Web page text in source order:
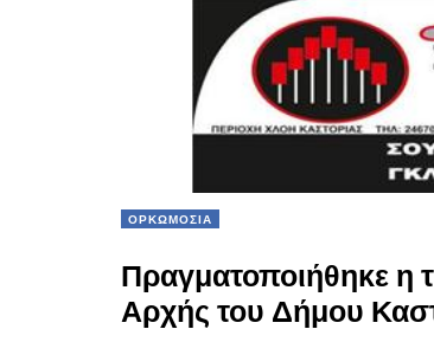
ΟΡΚΩΜΟΣΙΑ
Πραγματοποιήθηκε η
Αρχής του Δήμου